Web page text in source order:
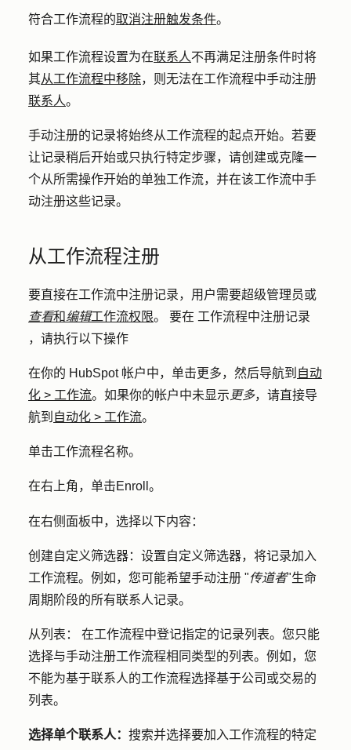
符合工作流程的取消注册触发条件。
如果工作流程设置为在联系人不再满足注册条件时将
其从工作流程中移除，则无法在工作流程中手动注册
联系人。
手动注册的记录将始终从工作流程的起点开始。若要
让记录稍后开始或只执行特定步骤，请创建或克隆一
个从所需操作开始的单独工作流，并在该工作流中手
动注册这些记录。
从工作流程注册
要直接在工作流中注册记录，用户需要超级管理员或
查看和编辑工作流权限。 要在 工作流程中注册记录
，请执行以下操作
在你的 HubSpot 帐户中，单击更多，然后导航到 自动
化 > 工作流。如果你的帐户中未显示 更多，请直接导
航到 自动化 > 工作流。
单击工作流程名称。
在右上角，单击Enroll 。
在右侧面板中，选择以下内容：
创建自定义筛选器： 设置自定义筛选器，将记录加入
工作流程。例如，您可能希望手动注册 "传道者"生命
周期阶段的所有联系人记录。
从列表： 在工作流程中登记指定的记录列表。您只能
选择与手动注册工作流程相同类型的列表。例如，您
不能为基于联系人的工作流程选择基于公司或交易的
列表。
选择单个联系人： 搜索并选择要加入工作流程的特定